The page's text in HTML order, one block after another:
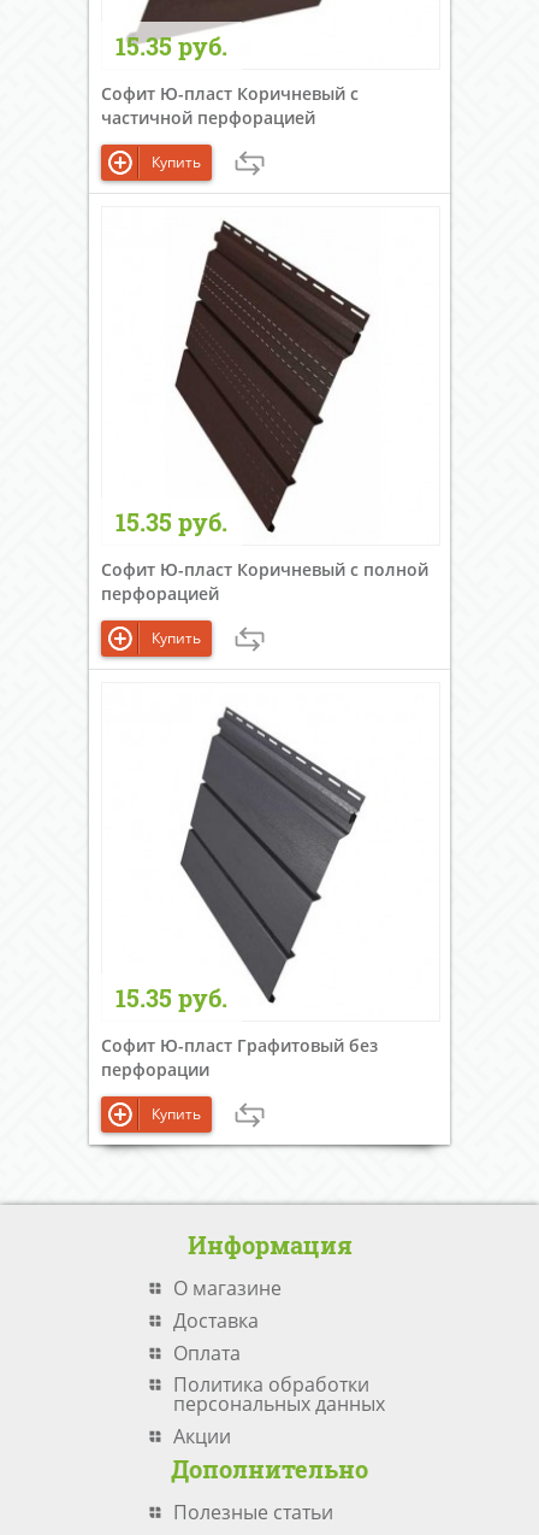
15.35 руб.
Софит Ю-пласт Коричневый c
частичной перфорацией
Купить
15.35 руб.
Софит Ю-пласт Коричневый c полной
перфорацией
Купить
15.35 руб.
Софит Ю-пласт Графитовый без
перфорации
Купить
Информация
О магазине
Доставка
Оплата
Политика обработки
персональных данных
Акции
Дополнительно
Полезные статьи